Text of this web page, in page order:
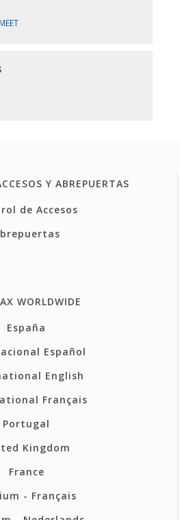
Y ABREPUERTAS
de Accesos
WORLDWIDE
España
Español
English
Français
Portugal
Kingdom
France
- Français